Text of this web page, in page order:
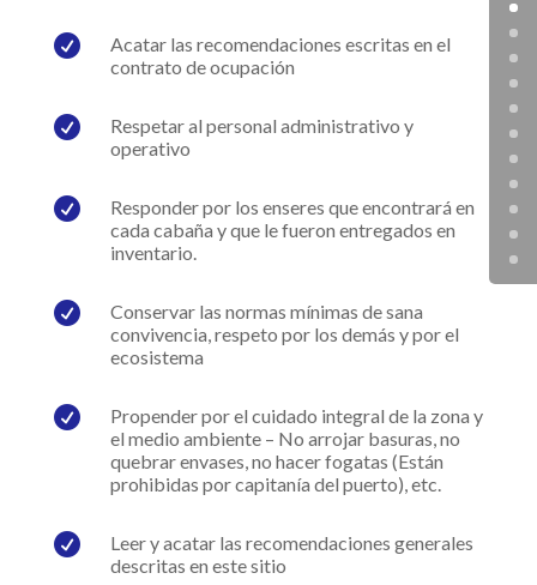

Acatar las recomendaciones escritas en el
contrato de ocupación

Respetar al personal administrativo y
operativo

Responder por los enseres que encontrará en
cada cabaña y que le fueron entregados en
inventario.

Conservar las normas mínimas de sana
convivencia, respeto por los demás y por el
ecosistema

Propender por el cuidado integral de la zona y
el medio ambiente – No arrojar basuras, no
quebrar envases, no hacer fogatas (Están
prohibidas por capitanía del puerto), etc.

Leer y acatar las recomendaciones generales
descritas en este sitio